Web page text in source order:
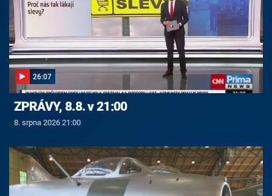
26:07
ZPRÁVY, 8.8. v 21:00
8. srpna 2026 21:00